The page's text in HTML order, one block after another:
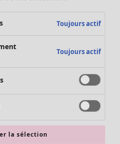
jusqu'à -70
Toujours actif
Toujours actif
la sélection